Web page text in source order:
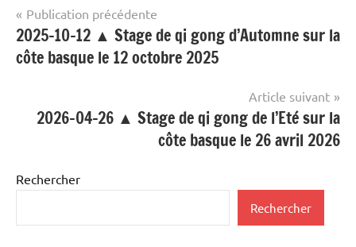
Stage
passé
Navigation
de
l’article
Publication précédente
2025-10-12 ▲ Stage de qi gong d’Automne sur la
côte basque le 12 octobre 2025
Article suivant
2026-04-26 ▲ Stage de qi gong de l’Eté sur la
côte basque le 26 avril 2026
Rechercher
Rechercher